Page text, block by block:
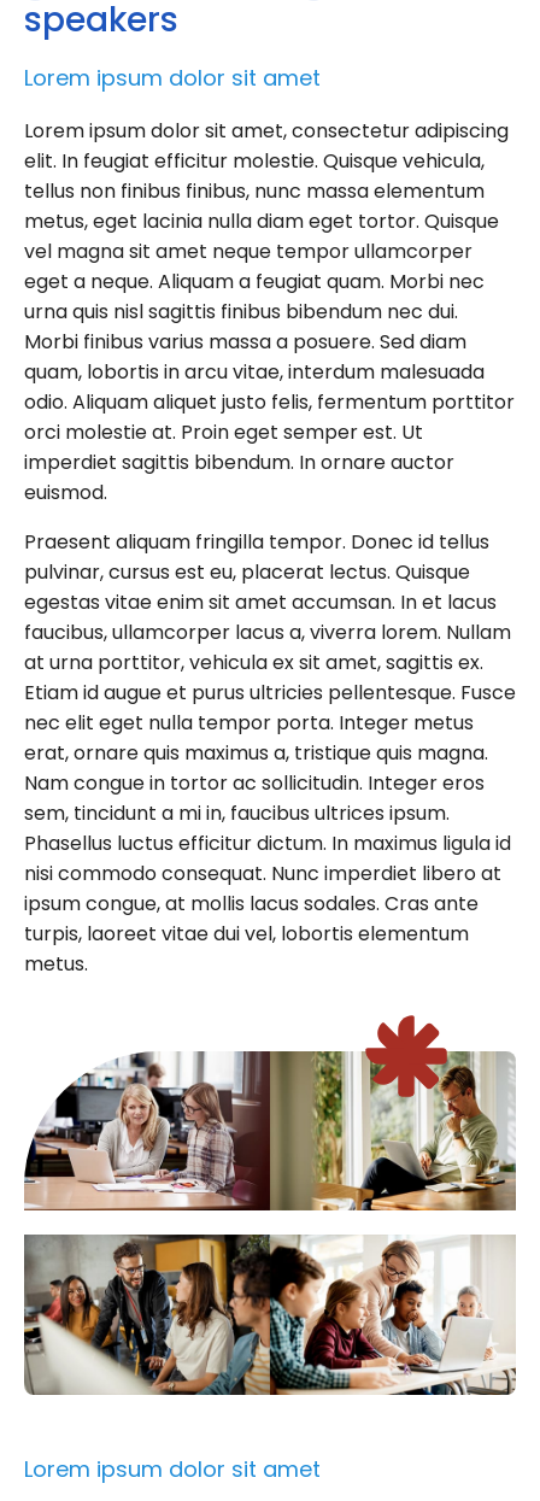
speakers
Lorem ipsum dolor sit amet
Lorem ipsum dolor sit amet, consectetur adipiscing
elit. In feugiat efficitur molestie. Quisque vehicula,
tellus non finibus finibus, nunc massa elementum
metus, eget lacinia nulla diam eget tortor. Quisque
vel magna sit amet neque tempor ullamcorper
eget a neque. Aliquam a feugiat quam. Morbi nec
urna quis nisl sagittis finibus bibendum nec dui.
Morbi finibus varius massa a posuere. Sed diam
quam, lobortis in arcu vitae, interdum malesuada
odio. Aliquam aliquet justo felis, fermentum porttitor
orci molestie at. Proin eget semper est. Ut
imperdiet sagittis bibendum. In ornare auctor
euismod.
Praesent aliquam fringilla tempor. Donec id tellus
pulvinar, cursus est eu, placerat lectus. Quisque
egestas vitae enim sit amet accumsan. In et lacus
faucibus, ullamcorper lacus a, viverra lorem. Nullam
at urna porttitor, vehicula ex sit amet, sagittis ex.
Etiam id augue et purus ultricies pellentesque. Fusce
nec elit eget nulla tempor porta. Integer metus
erat, ornare quis maximus a, tristique quis magna.
Nam congue in tortor ac sollicitudin. Integer eros
sem, tincidunt a mi in, faucibus ultrices ipsum.
Phasellus luctus efficitur dictum. In maximus ligula id
nisi commodo consequat. Nunc imperdiet libero at
ipsum congue, at mollis lacus sodales. Cras ante
turpis, laoreet vitae dui vel, lobortis elementum
metus.
Lorem ipsum dolor sit amet